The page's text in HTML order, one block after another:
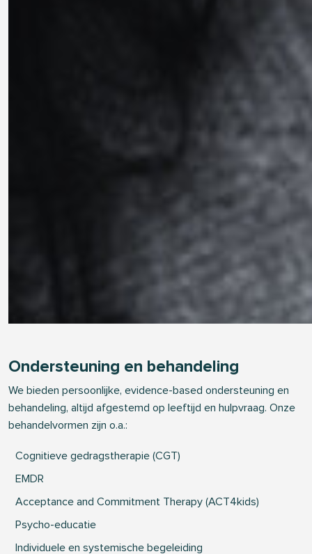
Ondersteuning en behandeling
We bieden persoonlijke, evidence-based ondersteuning en
behandeling, altijd afgestemd op leeftijd en hulpvraag. Onze
behandelvormen zijn o.a.:
Cognitieve gedragstherapie (CGT)
EMDR
Acceptance and Commitment Therapy (ACT4kids)
Psycho-educatie
Individuele en systemische begeleiding